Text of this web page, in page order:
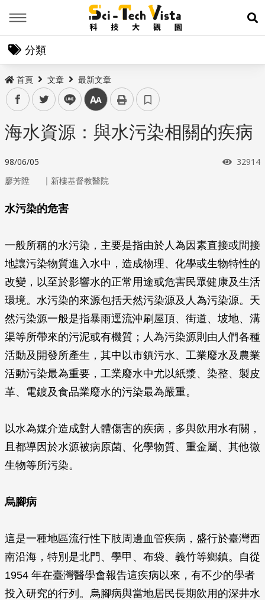
展
分類
首頁 文章 最新文章
facebooktwitter line 中
海水資源：與水污染相關的疾病
98/06/05 瀏覽次
32914
廖芳陞 ｜ 新樓基督教醫院
水污染的危害
一般所稱的水污染，主要是指由於人為因素直接或間接
地讓污染物質進入水中，造成物理、化學或生物特性的
改變，以至於影響水的正常用途或危害民眾健康及生活
環境。水污染的來源包括天然污染源及人為污染源。天
然污染源一般是指暴雨逕流沖刷屋頂、街道、坡地、溝
渠等所帶來的污泥或有機質；人為污染源則由人們各種
活動及開發所產生，其中以市鎮污水、工業廢水及農業
活動污染最為重要，工業廢水中尤以紙漿、染整、製皮
革、電鍍及食品業廢水的污染最為嚴重。
以水為媒介造成對人體傷害的疾病，多與飲用水有關，
且都導因於水源被病原菌、化學物質、重金屬、其他微
生物等所污染。
烏腳病
這是一種地區流行性下肢周邊血管疾病，盛行於臺灣西
南沿海，特別是北門、學甲、布袋、義竹等鄉鎮。自從
1954 年在臺灣醫學會報告這疾病以來，有不少的學者
投入研究的行列。烏腳病與當地居民長期飲用的深井水